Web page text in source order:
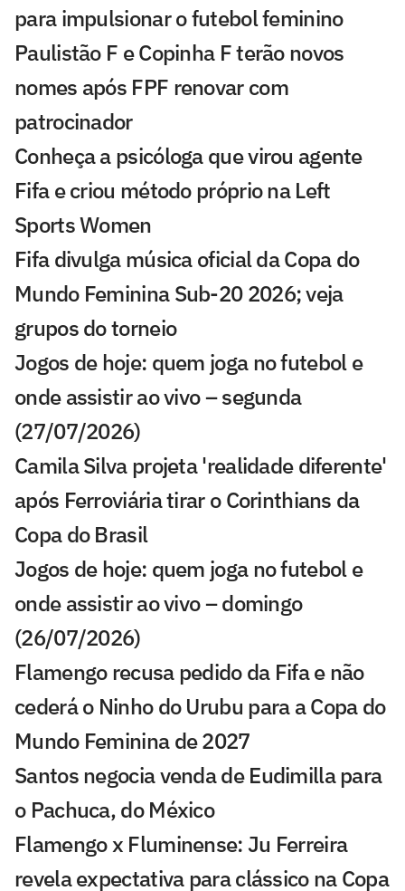
para impulsionar o futebol feminino
Paulistão F e Copinha F terão novos
nomes após FPF renovar com
patrocinador
Conheça a psicóloga que virou agente
Fifa e criou método próprio na Left
Sports Women
Fifa divulga música oficial da Copa do
Mundo Feminina Sub-20 2026; veja
grupos do torneio
Jogos de hoje: quem joga no futebol e
onde assistir ao vivo – segunda
(27/07/2026)
Camila Silva projeta 'realidade diferente'
após Ferroviária tirar o Corinthians da
Copa do Brasil
Jogos de hoje: quem joga no futebol e
onde assistir ao vivo – domingo
(26/07/2026)
Flamengo recusa pedido da Fifa e não
cederá o Ninho do Urubu para a Copa do
Mundo Feminina de 2027
Santos negocia venda de Eudimilla para
o Pachuca, do México
Flamengo x Fluminense: Ju Ferreira
revela expectativa para clássico na Copa